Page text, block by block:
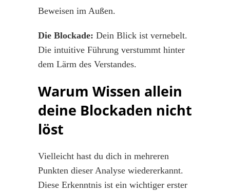
Beweisen im Außen.
Die Blockade: Dein Blick ist vernebelt.
Die intuitive Führung verstummt hinter
dem Lärm des Verstandes.
Warum Wissen allein
deine Blockaden nicht
löst
Vielleicht hast du dich in mehreren
Punkten dieser Analyse wiedererkannt.
Diese Erkenntnis ist ein wichtiger erster